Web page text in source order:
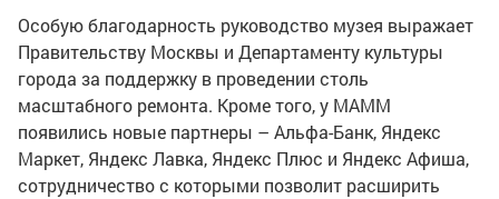
Особую благодарность руководство музея выражает
Правительству Москвы и Департаменту культуры
города за поддержку в проведении столь
масштабного ремонта. Кроме того, у МАММ
появились новые партнеры – Альфа-Банк, Яндекс
Маркет, Яндекс Лавка, Яндекс Плюс и Яндекс Афиша,
сотрудничество с которыми позволит расширить